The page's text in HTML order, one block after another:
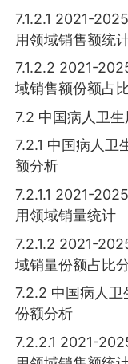
7.1.2.1 2021-
用领域销售额统
7.1.2.2 2021-
域销售额份额占
7.2 中国病人卫
7.2.1 中国病人卫
额分析
7.2.1.1 2021-
用领域销量统计
7.2.1.2 2021-
域销量份额占比
7.2.2 中国病人
份额分析
7.2.2.1 2021-